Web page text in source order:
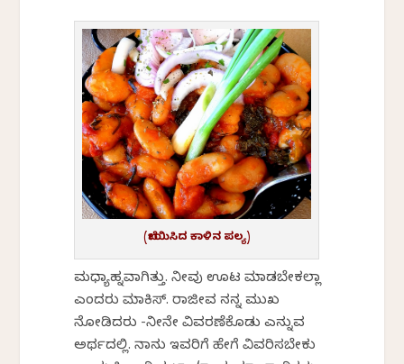
(ಬೇಯಿಸಿದ ಕಾಳಿನ ಪಲ್ಯ)
ಮಧ್ಯಾಹ್ನವಾಗಿತ್ತು. ನೀವು ಊಟ ಮಾಡಬೇಕಲ್ಲಾ
ಎಂದರು ಮಾಕಿಸ್. ರಾಜೀವ ನನ್ನ ಮುಖ
ನೋಡಿದರು -ನೀನೇ ವಿವರಣೆಕೊಡು ಎನ್ನುವ
ಅರ್ಥದಲ್ಲಿ. ನಾನು ಇವರಿಗೆ ಹೇಗೆ ವಿವರಿಸಬೇಕು